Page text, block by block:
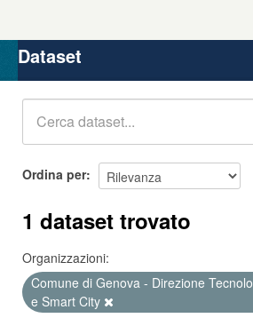
Organizzazioni
Gruppi
Dataset
Ordina per
1 dataset trovato
Organizzazioni:
Comune di Genova - Direzione
e Smart City